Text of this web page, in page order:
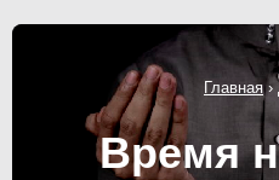
Главная›
Время